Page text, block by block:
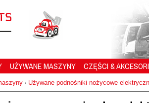
UŻYWANE MASZYNY CZĘŚCI &
› Używane podnośniki nożycowe